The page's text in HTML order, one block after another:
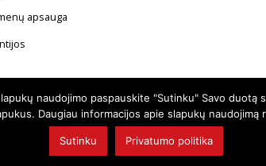
apsauga
naudojimo paspauskite "Sutinku" Savo
Daugiau informacijos apie slapukų naudojimą
Sutinku Privatumo politika